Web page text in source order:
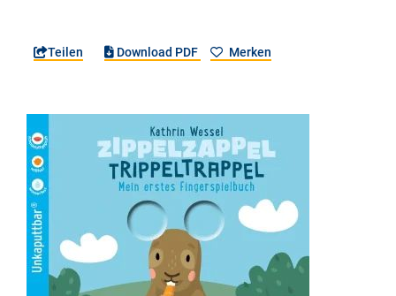
Teilen Download PDF Merken